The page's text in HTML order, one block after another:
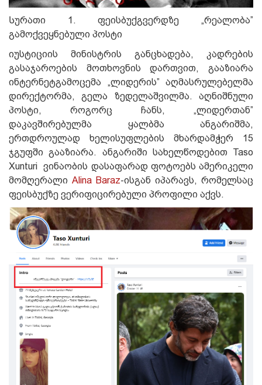
Სურათი 1. ფეისბუქგვერდზე „რეალობა”
გამოქვეყნებული პოსტი
იუსტიციის მინისტრის განცხადება, კადრების
გასაჯაროების მოთხოვნის დართვით, გააზიარა
ინტერნეტგამოცემა „ლიდერის” აღმასრულებელმა
დირექტორმა, გელა ზედელაშვილმა. აღნიშნული
პოსტი, როგორც ჩანს, „ლიდერთან”
დაკავშირებულმა ყალბმა ანგარიშმა,
ერთდროულად ხელისუფლების მხარდამჭერ 15
ჯგუფში გააზიარა. ანგარიში სახელწოდებით Taso
Xunturi ვინაობის დასაფარად ფოტოებს ამერიკელი
მომღერალი Alina Baraz-ისგან იპარავს, რომელსაც
ფეისბუქზე ვერიფიცირებული პროფილი აქვს.